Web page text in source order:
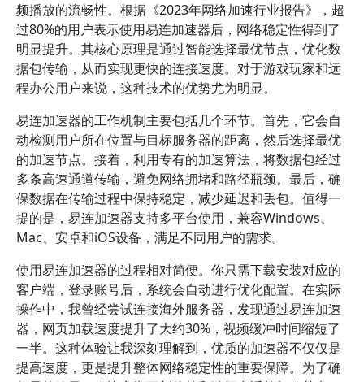
频播放的流畅性。根据《2023年网络加速行业报告》，超
过80%的用户表示使用易连加速器后，网络稳定性得到了
明显提升。其核心原理是通过智能选择最优节点，优化数
据包传输，从而实现更快的连接速度。对于游戏玩家和远
程办公用户来说，这种技术的优势尤为明显。
易连加速器的工作机制主要包括几个环节。首先，它会自
动检测用户所在位置与目标服务器的距离，然后选择最优
的加速节点。接着，利用专有的加速算法，将数据包经过
多条高速通道传输，避免网络拥堵和路径瓶颈。最后，确
保数据在传输过程中保持稳定，减少延迟和丢包。值得一
提的是，易连加速器支持多平台使用，兼容Windows、
Mac、安卓和iOS设备，满足不同用户的需求。
使用易连加速器的过程相对简便。你只需下载安装对应的
客户端，登录账号后，系统会自动进行优化配置。在实际
操作中，我曾经尝试连接海外服务器，发现通过易连加速
器，网页加载速度提升了大约30%，视频缓冲时间缩短了
一半。这种体验让我深刻理解到，优质的加速器不仅仅是
提高速度，更是提升整体网络稳定性的重要保障。为了确